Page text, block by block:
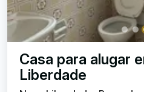
Casa para alugar
Liberdade